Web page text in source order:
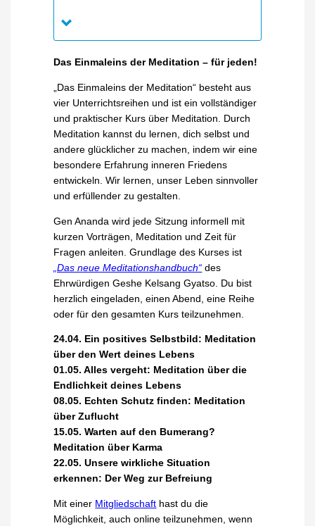
Das Einmaleins der Meditation – für jeden!
„Das Einmaleins der Meditation“ besteht aus
vier Unterrichtsreihen und ist ein vollständiger
und praktischer Kurs über Meditation. Durch
Meditation kannst du lernen, dich selbst und
andere glücklicher zu machen, indem wir eine
besondere Erfahrung inneren Friedens
entwickeln. Wir lernen, unser Leben sinnvoller
und erfüllender zu gestalten.
Gen Ananda wird jede Sitzung informell mit
kurzen Vorträgen, Meditation und Zeit für
Fragen anleiten. Grundlage des Kurses ist
„Das neue Meditationshandbuch“ des
Ehrwürdigen Geshe Kelsang Gyatso. Du bist
herzlich eingeladen, einen Abend, eine Reihe
oder für den gesamten Kurs teilzunehmen.
24.04. Ein positives Selbstbild: Meditation
über den Wert deines Lebens
01.05. Alles vergeht: Meditation über die
Endlichkeit deines Lebens
08.05. Echten Schutz finden: Meditation
über Zuflucht
15.05. Warten auf den Bumerang?
Meditation über Karma
22.05. Unsere wirkliche Situation
erkennen: Der Weg zur Befreiung
Mit einer Mitgliedschaft hast du die
Möglichkeit, auch online teilzunehmen, wenn